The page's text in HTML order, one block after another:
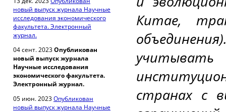
новый выпуск журнала Научные
исследования экономического
факультета. Электронный
журнал.
04 сент. 2023Опубликован
новый выпуск журнала
Научные исследования
экономического факультета.
Электронный журнал.
05 июн. 2023Опубликован
новый выпуск журнала Научные
Китае,
странах с